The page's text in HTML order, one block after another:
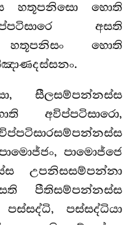
හතූපනිසො හොති
අසති
හතූපනිසං හොති
සීලසම්පන්නස්ස
අවිප්පටිසාරො,
පාමොජ්ජෙ
උපනිසසම්පන්නා
පීතිසම්පන්නස්ස
පස්සද්ධියා